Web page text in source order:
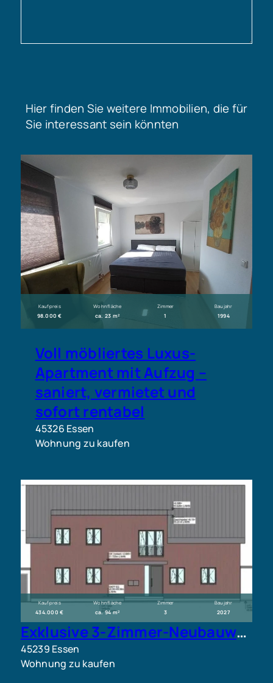
Hier finden Sie weitere Immobilien, die für
Sie interessant sein könnten
Kaufpreis
98.000 €
Wohnfläche
ca. 23 m²
Zimmer
1
Baujahr
1994
Voll möbliertes Luxus-
Apartment mit Aufzug –
saniert, vermietet und
sofort rentabel
45326 Essen
Wohnung zu kaufen
Kaufpreis
434.000 €
Wohnfläche
ca. 94 m²
Zimmer
3
Baujahr
2027
Exklusive 3-Zimmer-Neubauwohnung mit Garten, Garage und barrierefreier Ausstattung in Essen
45239 Essen
Wohnung zu kaufen